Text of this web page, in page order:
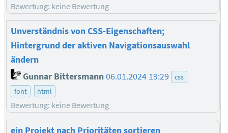
Bewertung: keine Bewertung
Unverständnis von CSS-Eigenschaften;
Hintergrund der aktiven Navigationsauswahl
ändern
Gunnar Bittersmann06.01.2024 19:29
css
font
html
Bewertung: keine Bewertung
ein Projekt nach Prioritäten sortieren